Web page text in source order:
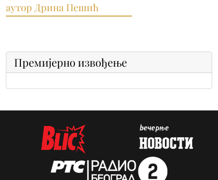
аутор Дрина Пешић
Премијерно извођење